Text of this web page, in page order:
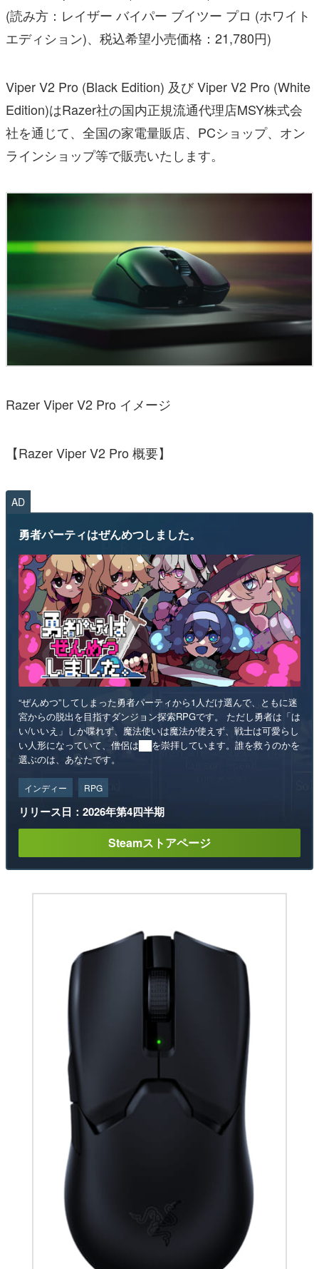
(読み方：レイザー バイパー ブイツー プロ (ホワイト
エディション)、税込希望小売価格：21,780円)
Viper V2 Pro (Black Edition) 及び Viper V2 Pro (White
Edition)はRazer社の国内正規流通代理店MSY株式会
社を通じて、全国の家電量販店、PCショップ、オン
ラインショップ等で販売いたします。
Razer Viper V2 Pro イメージ
【Razer Viper V2 Pro 概要】
AD
勇者パーティはぜんめつしました。
“ぜんめつ”してしまった勇者パーティから1人だけ選んで、ともに迷
宮からの脱出を目指すダンジョン探索RPGです。 ただし勇者は「は
い/いいえ」しか喋れず、魔法使いは魔法が使えず、戦士は可愛らし
い人形になっていて、僧侶は██を崇拝しています。誰を救うのかを
選ぶのは、あなたです。
インディー RPG
リリース日：2026年第4四半期
Steamストアページ